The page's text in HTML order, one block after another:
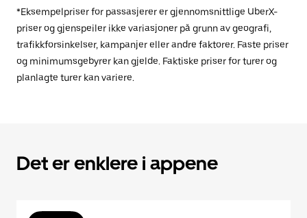
*Eksempelpriser for passasjerer er gjennomsnittlige UberX-
priser og gjenspeiler ikke variasjoner på grunn av geografi,
trafikkforsinkelser, kampanjer eller andre faktorer. Faste priser
og minimumsgebyrer kan gjelde. Faktiske priser for turer og
planlagte turer kan variere.
Det er enklere i appene